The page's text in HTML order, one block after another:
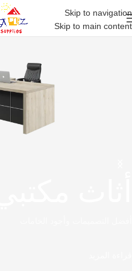
Skip to navigation
Skip to main content